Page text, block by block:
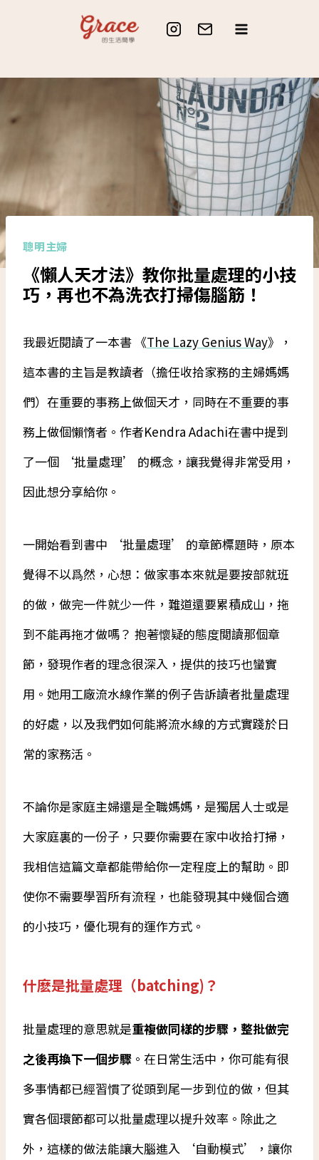
content
聰明主婦
《懶人天才法》教你批量處理的小技
巧，再也不為洗衣打掃傷腦筋！
我最近閱讀了一本書 《The Lazy Genius Way》，
這本書的主旨是教讀者（擔任收拾家務的主婦媽媽
們）在重要的事務上做個天才，同時在不重要的事
務上做個懶惰者。作者Kendra Adachi在書中提到
了一個 ‘批量處理’ 的概念，讓我覺得非常受用，
因此想分享給你。
一開始看到書中 ‘批量處理’ 的章節標題時，原本
覺得不以爲然，心想：做家事本來就是要按部就班
的做，做完一件就少一件，難道還要累積成山，拖
到不能再拖才做嗎？ 抱著懷疑的態度閲讀那個章
節，發現作者的理念很深入，提供的技巧也蠻實
用。她用工廠流水線作業的例子告訴讀者批量處理
的好處，以及我們如何能將流水線的方式實踐於日
常的家務活。
不論你是家庭主婦還是全職媽媽，是獨居人士或是
大家庭裏的一份子，只要你需要在家中收拾打掃，
我相信這篇文章都能帶給你一定程度上的幫助。即
使你不需要學習所有流程，也能發現其中幾個合適
的小技巧，優化現有的運作方式。
什麽是批量處理（batching)？
批量處理的意思就是重複做同樣的步驟，整批做完
之後再換下一個步驟 。在日常生活中，你可能有很
多事情都已經習慣了從頭到尾一步到位的做，但其
實各個環節都可以批量處理以提升效率。除此之
外，這樣的做法能讓大腦進入 ‘自動模式’，讓你